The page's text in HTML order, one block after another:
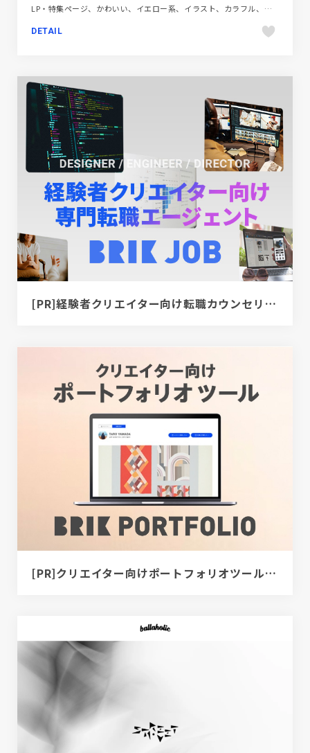
LP・特集ページ、かわいい、イエロー系、イラスト、カラフル、グリーン系、グレー系、スクロールエフェクト、ダイナミック、テクノロジー・サイエンス、ピンク系、ブルー系、ホワイト系、ポップ、モーション多め、施設・店舗サイト、第一次産業・SDGs・地方創生
DETAIL
[PR]経験者クリエイター向け転職カウンセリング｜デザイナー / ディレクター / エンジニア
[PR]クリエイター向けポートフォリオツール｜BRIK PORTFOLIO